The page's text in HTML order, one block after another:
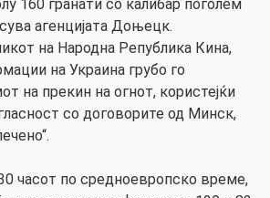
160 гранати со калибар поголем
агенцијата Доњецк.
на Народна Република Кина,
на Украина грубо го
на прекин на огнот, користејќи
со договорите од Минск,
часот по средноевропско време,